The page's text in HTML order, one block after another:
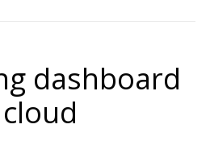
dashboard